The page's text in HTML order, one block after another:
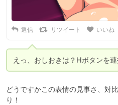
返信 リツイート いいね
えっ、おしおきは？Hボタンを
どうですかこの表情の見事さ、対
り！